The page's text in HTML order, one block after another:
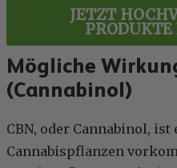
JETZT
Mögliche
(Cannabinol)
CBN, oder Cannabinol,
Cannabispflanzen